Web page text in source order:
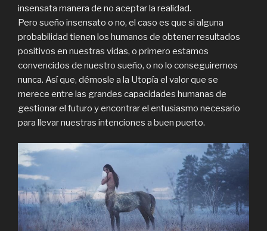
insensata manera de no aceptar la realidad.
Pero sueño insensato o no, el caso es que si alguna
probabilidad tienen los humanos de obtener resultados
positivos en nuestras vidas, o primero estamos
convencidos de nuestro sueño, o no lo conseguiremos
nunca. Así que, démosle a la Utopía el valor que se
merece entre las grandes capacidades humanas de
gestionar el futuro y encontrar el entusiasmo necesario
para llevar nuestras intenciones a buen puerto.